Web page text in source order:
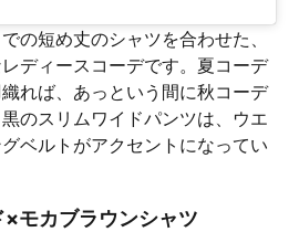
の短め丈のシャツを合わせた、
ディースコーデです。夏コーデ
れば、あっという間に秋コーデ
のスリムワイドパンツは、ウエ
ベルトがアクセントになってい
モカブラウンシャツ